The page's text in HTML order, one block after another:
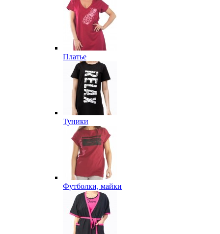
Платье
Туники
Футболки, майки